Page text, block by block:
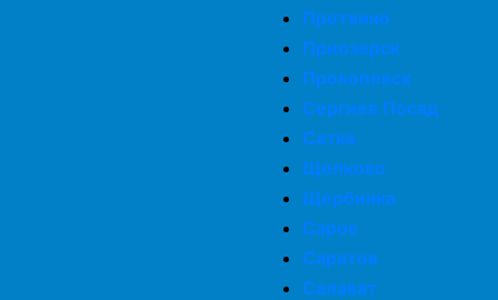
Протвино
Приозерск
Прокопевск
Сергиев Посад
Сатка
Щелково
Щербинка
Саров
Саратов
Салават